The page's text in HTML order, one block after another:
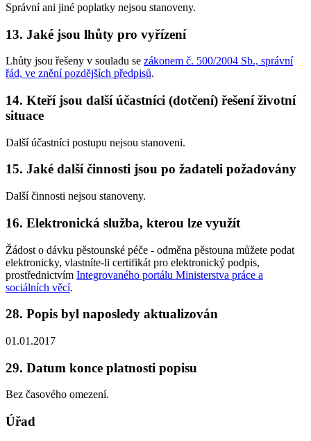
Správní ani jiné poplatky nejsou stanoveny.
13. Jaké jsou lhůty pro vyřízení
Lhůty jsou řešeny v souladu se zákonem č. 500/2004 Sb., správní
řád, ve znění pozdějších předpisů.
14. Kteří jsou další účastníci (dotčení) řešení životní
situace
Další účastníci postupu nejsou stanoveni.
15. Jaké další činnosti jsou po žadateli požadovány
Další činnosti nejsou stanoveny.
16. Elektronická služba, kterou lze využít
Žádost o dávku pěstounské péče - odměna pěstouna můžete podat
elektronicky, vlastníte-li certifikát pro elektronický podpis,
prostřednictvím Integrovaného portálu Ministerstva práce a
sociálních věcí.
28. Popis byl naposledy aktualizován
01.01.2017
29. Datum konce platnosti popisu
Bez časového omezení.
Úřad